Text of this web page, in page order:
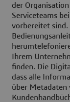
der Organisation
Serviceteams
vorbereitet sind.
Ihrem
finden. Die
dass alle
über Metadaten